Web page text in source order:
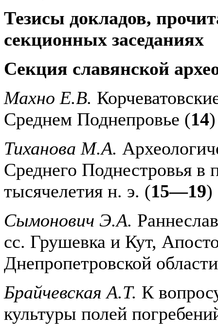
Тезисы докладов,
секционных заседаниях
Секция славянской
Махно Е.В.
Среднем Поднепровье (14)
Тиханова М.А.
Среднего Поднестровья в
тысячелетия н. э. (15—19)
Сымонович Э.А.
сс. Грушевка и Кут,
Днепропетровской
Брайчевская А.Т. К
культуры полей